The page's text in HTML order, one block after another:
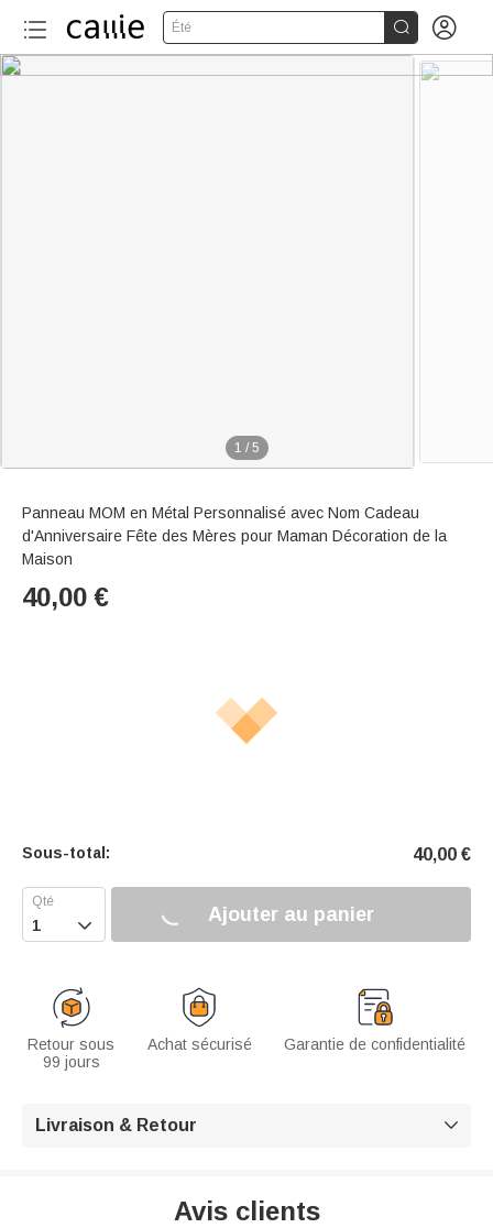
Été  
1 / 5
Panneau MOM en Métal Personnalisé avec Nom Cadeau
d'Anniversaire Fête des Mères pour Maman Décoration de la
Maison
40,00 €
Sous-total: 40,00 €
 Ajouter au panier
Retour sous
99 jours
Achat sécurisé Garantie de confidentialité
Livraison & Retour 
Avis clients